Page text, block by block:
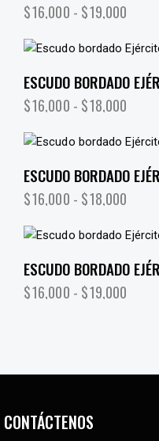
$16,000 - $19,000
ESCUDO BORDADO
$16,000 - $18,000
ESCUDO BORDADO
$16,000 - $18,000
ESCUDO BORDADO
$16,000 - $19,000
CONTÁCTENOS